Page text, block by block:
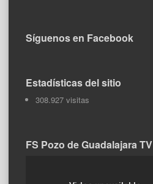
Síguenos en Facebook
Estadísticas del sitio
308.927 visitas
FS Pozo de Guadalajara TV